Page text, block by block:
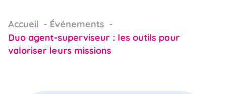
Accueil
Événements
Duo agent-superviseur : les outils pour
valoriser leurs missions